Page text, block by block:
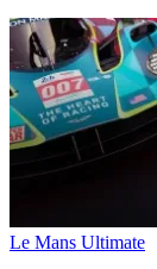
Le Mans Ultimate